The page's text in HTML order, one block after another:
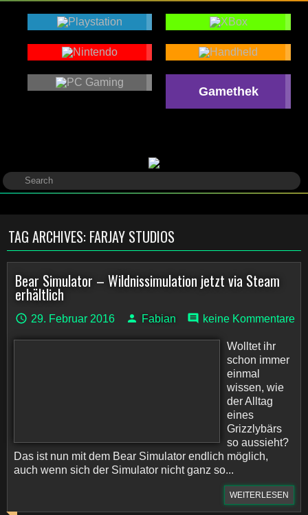
Gamethek
TAG ARCHIVES: FARJAY STUDIOS
Bear Simulator – Wildnissimulation jetzt via Steam
erhältlich
29. Februar 2016 Fabian keine Kommentare
Wolltet ihr
schon immer
einmal
wissen, wie
der Alltag
eines
Grizzlybärs
so aussieht?
Das ist nun mit dem Bear Simulator endlich möglich,
auch wenn sich der Simulator nicht ganz so...
WEITERLESEN